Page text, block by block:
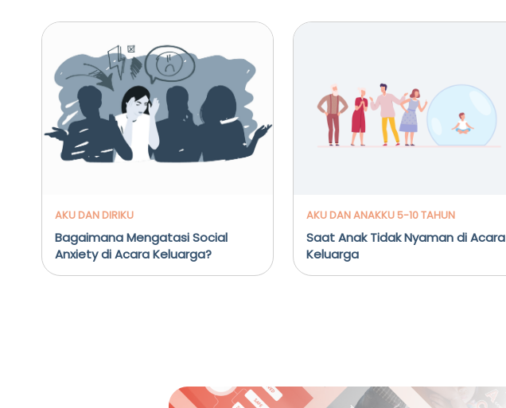
AKU DAN DIRIKU
Bagaimana Mengatasi Social
Anxiety di Acara Keluarga?
AKU DAN ANAKKU 5-10 TAHUN
Saat Anak Tidak Nyaman di Acara
Keluarga